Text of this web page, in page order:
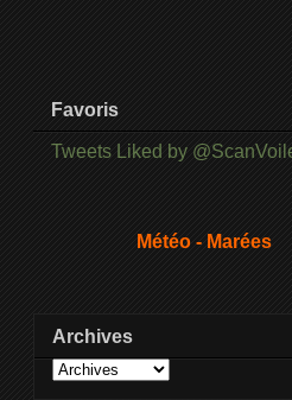
Favoris
Tweets Liked by
Météo - Marées
Archives